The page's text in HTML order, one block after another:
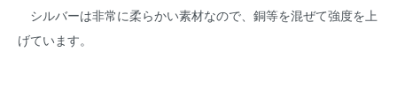
シルバーは非常に柔らかい素材なので、銅等を混ぜて強度を上
げています。